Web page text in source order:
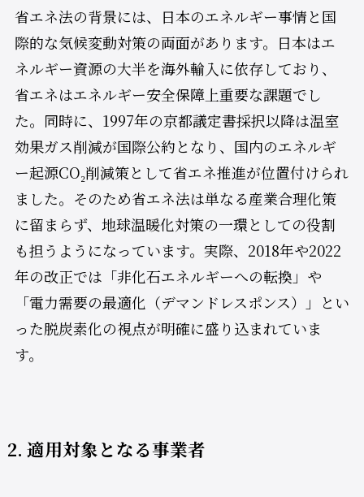
省エネ法の背景には、日本のエネルギー事情と国
際的な気候変動対策の両面があります。日本はエ
ネルギー資源の大半を海外輸入に依存しており、
省エネはエネルギー安全保障上重要な課題でし
た。同時に、1997年の京都議定書採択以降は温室
効果ガス削減が国際公約となり、国内のエネルギ
ー起源CO₂削減策として省エネ推進が位置付けられ
ました。そのため省エネ法は単なる産業合理化策
に留まらず、地球温暖化対策の一環としての役割
も担うようになっています。実際、2018年や2022
年の改正では「非化石エネルギーへの転換」や
「電力需要の最適化（デマンドレスポンス）」とい
った脱炭素化の視点が明確に盛り込まれていま
す。
2. 適用対象となる事業者